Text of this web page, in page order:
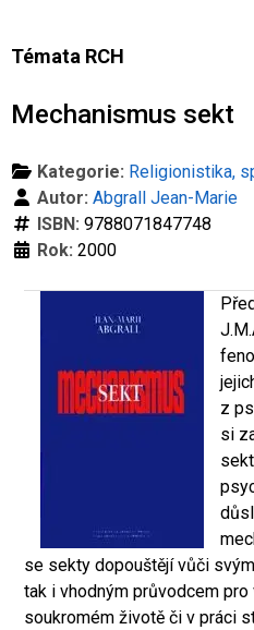
Ze světa prevence
Témata RCH
Co je rizikové chování (RCH)
Mechanismus sekt
Kategorie: Religionistika,
Autor: Abgrall Jean-Marie
ISBN: 9788071847748
Rok: 2000
z
si
se sekty dopouštějí vůči
tak i vhodným průvodcem
soukromém životě či v práci